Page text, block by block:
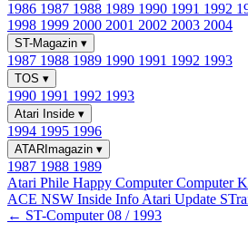
1986 1987 1988 1989 1990 1991 1992
1998 1999 2000 2001 2002 2003 2004
ST-Magazin ▾
1987 1988 1989 1990 1991 1992 1993
TOS ▾
1990 1991 1992 1993
Atari Inside ▾
1994 1995 1996
ATARImagazin ▾
1987 1988 1989
Atari Phile Happy ComputerComputer
ACE NSW Inside Info Atari Update
← ST-Computer 08 / 1993